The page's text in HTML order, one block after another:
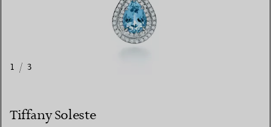
1 / 3
Tiffany Soleste